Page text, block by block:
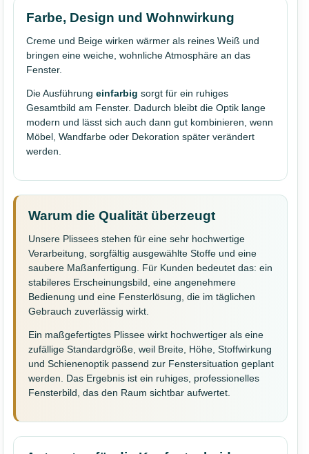
Farbe, Design und Wohnwirkung
Creme und Beige wirken wärmer als reines Weiß und
bringen eine weiche, wohnliche Atmosphäre an das
Fenster.
Die Ausführung einfarbig sorgt für ein ruhiges
Gesamtbild am Fenster. Dadurch bleibt die Optik lange
modern und lässt sich auch dann gut kombinieren, wenn
Möbel, Wandfarbe oder Dekoration später verändert
werden.
Warum die Qualität überzeugt
Unsere Plissees stehen für eine sehr hochwertige
Verarbeitung, sorgfältig ausgewählte Stoffe und eine
saubere Maßanfertigung. Für Kunden bedeutet das: ein
stabileres Erscheinungsbild, eine angenehmere
Bedienung und eine Fensterlösung, die im täglichen
Gebrauch zuverlässig wirkt.
Ein maßgefertigtes Plissee wirkt hochwertiger als eine
zufällige Standardgröße, weil Breite, Höhe, Stoffwirkung
und Schienenoptik passend zur Fenstersituation geplant
werden. Das Ergebnis ist ein ruhiges, professionelles
Fensterbild, das den Raum sichtbar aufwertet.